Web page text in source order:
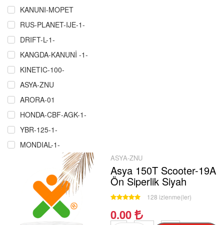
KANUNI-MOPET
RUS-PLANET-IJE-1-
DRIFT-L-1-
KANGDA-KANUNİ -1-
KINETIC-100-
ASYA-ZNU
ARORA-01
HONDA-CBF-AGK-1-
YBR-125-1-
MONDIAL-1-
RMZ-COPER-CROS-P.Ğ-1-
ÇELIK-CRW-MARTIAN-MAXI-1-
SCT-MASH-1-
MZ-251-301-1
KUBA-RKS-TK-03-1
ASYA-ZNU
Asya 150T Scooter-19A
Ön Siperlik Siyah
128 izlenme(ler)
0.00